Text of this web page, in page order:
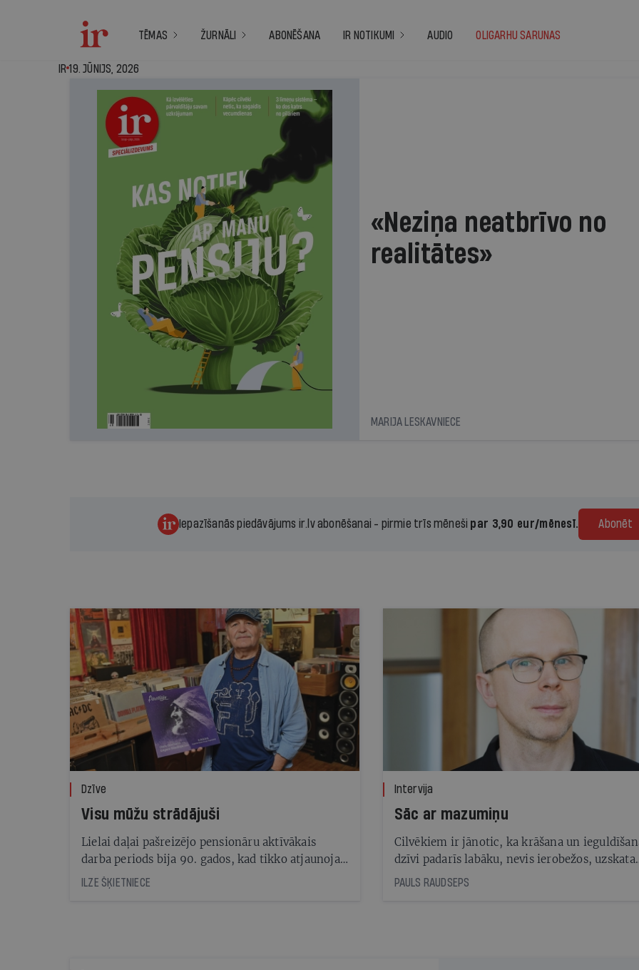
TĒMAS ŽURNĀLI ABONĒŠANA IR NOTIKUMI AUDIO OLIGARHU SARUNAS
IR - 19. jūnijs, 2026
IR 19. JŪNIJS, 2026
«Neziņa neatbrīvo no
realitātes»
MARIJA LESKAVNIECE
Iepazīšanās piedāvājums ir.lv abonēšanai - pirmie trīs mēneši par 3,90 eur/mēnesī. Abonēt
Dzīve
Visu mūžu strādājuši
Lielai daļai pašreizējo pensionāru aktīvākais
darba periods bija 90. gados, kad tikko atjaunoja
Latvijas neatkarību un vajadzēja mācīties dzīvot
jaunā sistēmā. Vai viņi tajā laikā uzkrāja kapitālu
ILZE ŠĶIETNIECE
Intervija
Sāc ar mazumiņu
Cilvēkiem ir jānotic, ka krāšana un
dzīvi padarīs labāku, nevis ierobežos, uzskata
investīciju eksperts Toms Kreicbergs
PAULS RAUDSEPS